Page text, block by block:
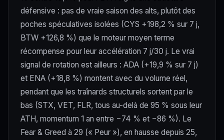
défensive : pas de vraie saison des alts, plutôt des
poches spéculatives isolées (CYS +198,2 % sur 7 j,
BTW +126,8 %) que le moteur moyen terme
récompense pour leur accélération 7 j/30 j. Le vrai
signal de rotation est ailleurs : ADA (+19,9 % sur 7 j)
et ENA (+18,8 %) montent avec du volume réel,
pendant que les traînards structurels sortent par le
bas (STX, VET, FLR, tous au-delà de 95 % sous leur
ATH, momentum 1 an entre −74 % et −86 %). Le
Fear & Greed à 29 (« Peur »), en hausse depuis 25,